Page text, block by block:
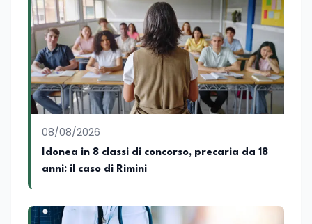
08/08/2026
Idonea in 8 classi di concorso, precaria da 18
anni: il caso di Rimini